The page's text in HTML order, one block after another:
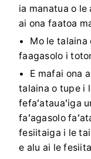
ia manatua o
ai ona faatoa
Mo le talaina
faagasolo i
E mafai ona
talaina o tupe i
fefaʻatauaʻiga
faʻagasolo
fesiitaiga i le
e alu ai le